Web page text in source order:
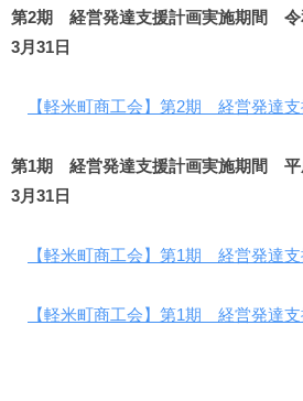
第2期 経営発達支援計画実施期間 令
3月31日
【軽米町商工会】第2期 経営発達
第1期 経営発達支援計画実施期間 平
3月31日
【軽米町商工会】第1期 経営発達
【軽米町商工会】 第1期 経営発達